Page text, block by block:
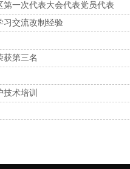
一次代表大会代表党员代表
习交流改制经验
获第三名
术培训